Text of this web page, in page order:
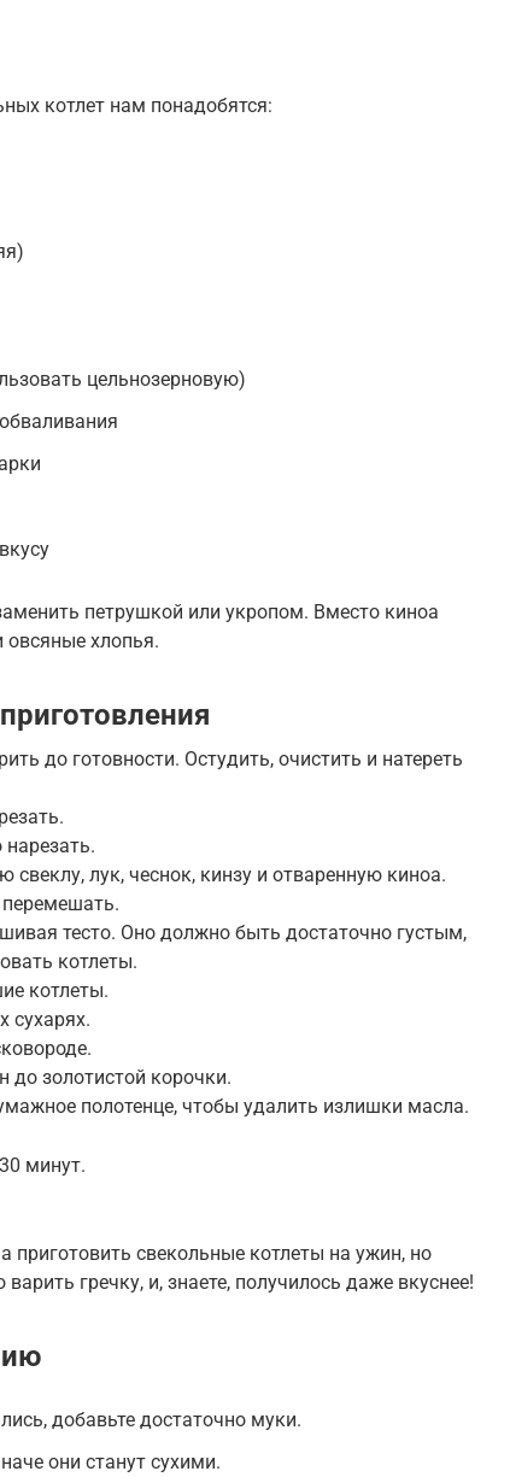
котлет нам понадобятся:
цельнозерновую)
петрушкой или укропом. Вместо киноа
овсяные хлопья.
до готовности. Остудить, очистить и натереть
лук, чеснок, кинзу и отваренную киноа.
тесто. Оно должно быть достаточно густым,
котлеты.
котлеты.
сухарях.
до золотистой корочки.
полотенце, чтобы удалить излишки масла.
минут.
свекольные котлеты на ужин, но
гречку, и, знаете, получилось даже вкуснее!
добавьте достаточно муки.
они станут сухими.